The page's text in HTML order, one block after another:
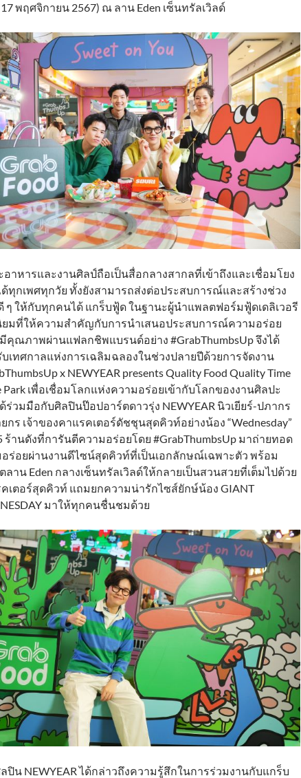
17 พฤศจิกายน 2567) ณ ลาน Eden เซ็นทรัลเวิลด์
อาหารและงานศิลป์ถือเป็นสื่อกลางสากลที่เข้าถึงและเชื่อมโยง
ทุกเพศทุกวัย ทั้งยังสามารถส่งต่อประสบการณ์และสร้างช่วง
ๆ ให้กับทุกคนได้ แกร็บฟู้ด ในฐานะผู้นำแพลตฟอร์มฟู้ดเดลิเวอรี
มที่ให้ความสำคัญกับการนำเสนอประสบการณ์ความอร่อย
คุณภาพผ่านแฟลกชิพแบรนด์อย่าง #GrabThumbsUp จึงได้
เทศกาลแห่งการเฉลิมฉลองในช่วงปลายปีด้วยการจัดงาน
x NEWYEAR presents Quality Food Quality Time
Park เพื่อเชื่อมโลกแห่งความอร่อยเข้ากับโลกของงานศิลปะ
ร่วมมือกับศิลปินป๊อปอาร์ตดาวรุ่ง NEWYEAR นิวเยียร์-ปภากร
กร เจ้าของคาแรคเตอร์ดัชชุนสุดคิวท์อย่างน้อง “Wednesday”
ร้านดังที่การันตีความอร่อยโดย #GrabThumbsUp มาถ่ายทอด
ร่อยผ่านงานดีไซน์สุดคิวท์ที่เป็นเอกลักษณ์เฉพาะตัว พร้อม
ลาน Eden กลางเซ็นทรัลเวิลด์ให้กลายเป็นสวนสวยที่เต็มไปด้วย
เตอร์สุดคิวท์ แถมยกความน่ารักไซส์ยักษ์น้อง GIANT
มาให้ทุกคนชื่นชมด้วย
ปิน NEWYEAR ได้กล่าวถึงความรู้สึกในการร่วมงานกับแกร็บ